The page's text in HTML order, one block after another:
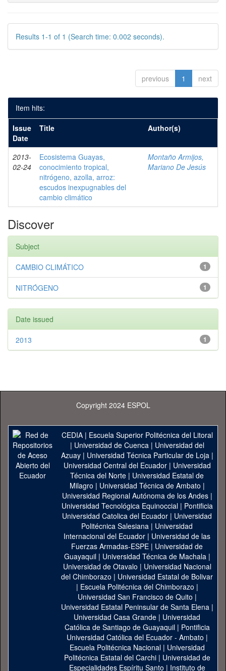
Results 1-1 of 1 (Search time: 0.002 seconds).
previous 1 next
Item hits:
Issue
Date
Title Author(s)
2013-
02-24
Ecosistema Guayas,
conocimiento tropical,
nitrógeno, azolla, arroz:
escudos inexpugnables del
cambio climático
Montaño Armijos,
Mariano De Jesús
Discover
Subject
1
CAMBIO CLIMÁTICO
1
NITRÓGENO
Date issued
1
2013
Copyright 2024 ESPOL
CEDIA| Escuela Superior Politécnica del Litoral
| Universidad de Cuenca| Universidad del
Azuay| Universidad Técnica Particular de Loja|
Universidad Central del Ecuador| Universidad
Técnica del Norte | Universidad Estatal de
Milagro | Universidad Técnica de Ambato |
Universidad Regional Autónoma de los Andes|
Universidad Tecnológica Equinoccial| Pontificia
Universidad Catolica del Ecuador | Universidad
Politécnica Salesiana | Universidad
Internacional del Ecuador | Universidad de las
Fuerzas Armadas-ESPE | Universidad de
Guayaquil| Universidad Técnica de Machala|
Universidad de Otavalo | Universidad Nacional
del Chimborazo | Universidad Estatal de Bolivar
| Escuela Politécnica del Chimborazo |
Universidad San Francisco de Quito |
Universidad Estatal Peninsular de Santa Elena|
Universidad Casa Grande | Universidad
Católica de Santiago de Guayaquil| Pontificia
Universidad Católica del Ecuador - Ambato |
Escuela Politécnica Nacional| Universidad
Politécnica Estatal del Carchi| Universidad de
Especialidades Espíritu Santo | Instituto de